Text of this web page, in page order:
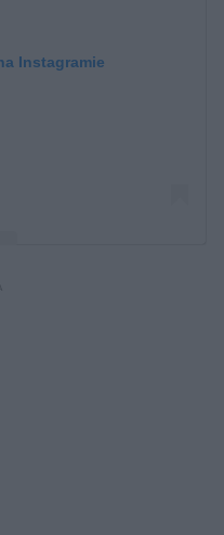
Instagramie